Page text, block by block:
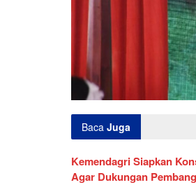
Baca Juga
Kemendagri Siapkan
Agar Dukungan